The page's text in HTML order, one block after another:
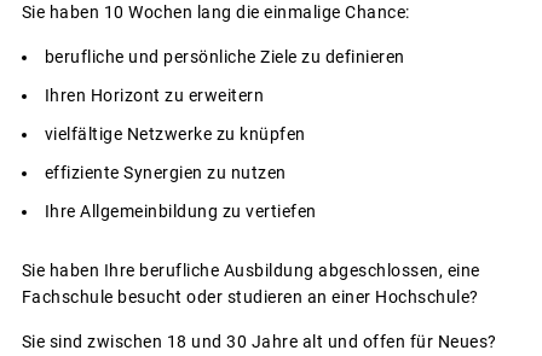
Sie haben 10 Wochen lang die einmalige Chance:
berufliche und persönliche Ziele zu definieren
Ihren Horizont zu erweitern
vielfältige Netzwerke zu knüpfen
effiziente Synergien zu nutzen
Ihre Allgemeinbildung zu vertiefen
Sie haben Ihre berufliche Ausbildung abgeschlossen, eine
Fachschule besucht oder studieren an einer Hochschule?
Sie sind zwischen 18 und 30 Jahre alt und offen für Neues?